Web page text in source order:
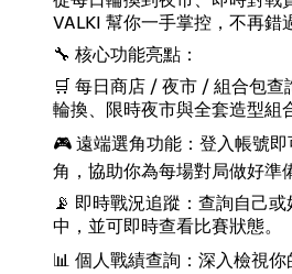
VALKI 幫你一手掌控，不再錯
🔧 核心功能亮點：
🛒 每日商店 / 夜市 / 組合包查
輪換、限時夜市與全套造型組
🎮 遠端選角功能：登入帳號
角，協助你為每場對局做好準
📡 即時戰況追蹤：查詢自己
中，並可即時查看比賽狀態。
📊 個人戰績查詢：深入檢視